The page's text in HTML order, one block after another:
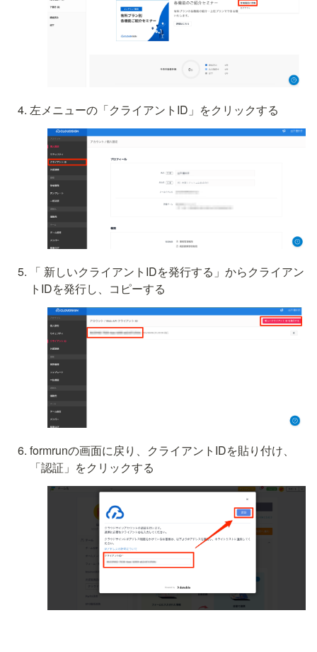
左メニューの「クライアントID」をクリックする
「 新しいクライアントIDを発行する」からクライアン
トIDを発行し、コピーする
formrunの画面に戻り、クライアントIDを貼り付け、
「認証」をクリックする